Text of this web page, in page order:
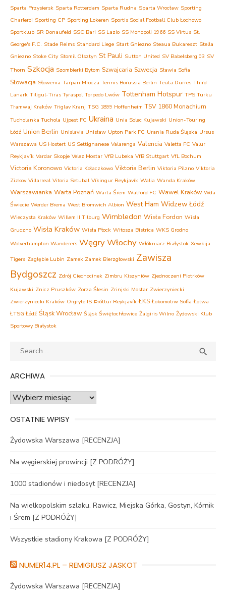
Sparta Przysiersk Sparta Rotterdam Sparta Rudna Sparta Wrocław Sporting
Charleroi Sporting CP Sporting Lokeren Sportis Social Football Club Łochowo
Sportklub SR Donaufeld SSC Bari SS Lazio SS Monopoli 1966 SS Virtus St.
George's F.C. Stade Reims Standard Liege Start Gniezno Steaua Bukareszt Stella
Gniezno Stoke City Stomil Olsztyn St Pauli Sutton United SV Babelsberg 03 SV
Thorn Szkocja Szombierki Bytom Szwajcaria Szwecja Sławia Sofia
Słowacja Słowenia Tarpan Mrocza Tennis Borussia Berlin Teuta Durres Third
Lanark Tiligul-Tiras Tyraspol Torpedo Lwów Tottenham Hotspur TPS Turku
Tramwaj Kraków Triglav Kranj TSG 1899 Hoffenheim TSV 1860 Monachium
Tucholanka Tuchola Ujpest FC Ukraina Unia Solec Kujawski Union-Touring
Łódź Union Berlin Unislavia Unisław Upton Park FC Urania Ruda Śląska Ursus
Warszawa US Hostert US Settignanese Valarenga Valencia Valetta FC Valur
Reykjavík Vardar Skopje Velez Mostar VfB Lubeka VfB Stuttgart VfL Bochum
Victoria Koronowo Victoria Kołaczkowo Viktoria Berlin Viktoria Pilzno Viktoria
Zizkov Villarreal Vitoria Setubal Víkingur Reykjavík Walia Wanda Kraków
Warszawianka Warta Poznań Warta Śrem Watford FC Wawel Kraków Wda
Świecie Werder Brema West Bromwich Albion West Ham Widzew Łódź
Wieczysta Kraków Willem II Tilburg Wimbledon Wisła Fordon Wisła
Gruczno Wisła Kraków Wisła Płock Witosza Bistrica WKS Grodno
Wolverhampton Wanderers WęgryWłochy Włókniarz Białystok Xewkija
Tigers Zagłębie Lubin Zamek Zamek Bierzgłowski Zawisza
Bydgoszcz Zdrój Ciechocinek Zimbru Kiszyniów Zjednoczeni Piotrków
Kujawski Znicz Pruszków Zorza Ślesin Zrinjski Mostar Zwierzyniecki
Zwierzyniecki Kraków Örgryte IS Þróttur Reykjavík ŁKS Łokomotiw Sofia Łotwa
ŁTSG Łódź Śląsk Wrocław Śląsk Świętochłowice Żalgiris Wilno Żydowski Klub
Sportowy Białystok
Search

ARCHIWA
Archiwa
OSTATNIE WPISY
Żydowska Warszawa [RECENZJA]
Na węgierskiej prowincji [Z PODRÓŻY]
1000 stadionów i niedosyt [RECENZJA]
Na wielkopolskim szlaku. Rawicz, Miejska Górka, Gostyn, Kórnik
i Śrem [Z PODRÓŻY]
Wszystkie stadiony Krakowa [Z PODRÓŻY]
NUMER14.PL – REMIGIUSZ JASKOT
Żydowska Warszawa [RECENZJA]